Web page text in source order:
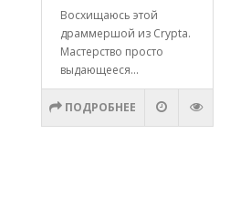
Восхищаюсь этой
драммершой из Crypta.
Мастерство просто
выдающееся...
ПОДРОБНЕЕ